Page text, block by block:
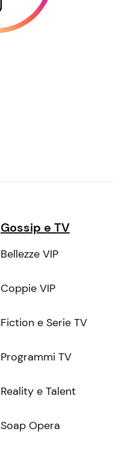
Gossip e TV
Bellezze VIP
Coppie VIP
Fiction e Serie TV
Programmi TV
Reality e Talent
Soap Opera